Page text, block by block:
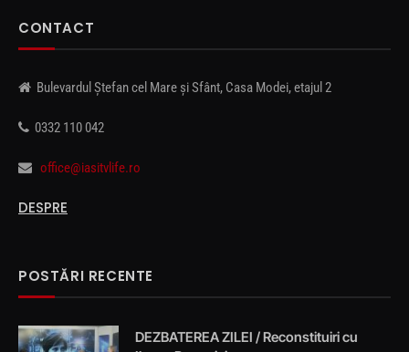
CONTACT
Bulevardul Ștefan cel Mare și Sfânt, Casa Modei, etajul 2
0332 110 042
office@iasitvlife.ro
DESPRE
POSTĂRI RECENTE
DEZBATEREA ZILEI / Reconstituiri cu